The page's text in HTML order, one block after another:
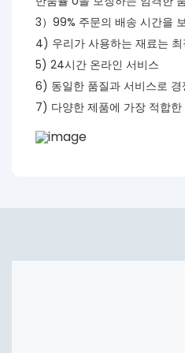
3）99% 주문의 배송 시간을
4) 우리가 사용하는 재료는
5) 24시간 온라인 서비스
6) 동일한 품질과 서비스로 경
7) 다양한 제품에 가장 적합한